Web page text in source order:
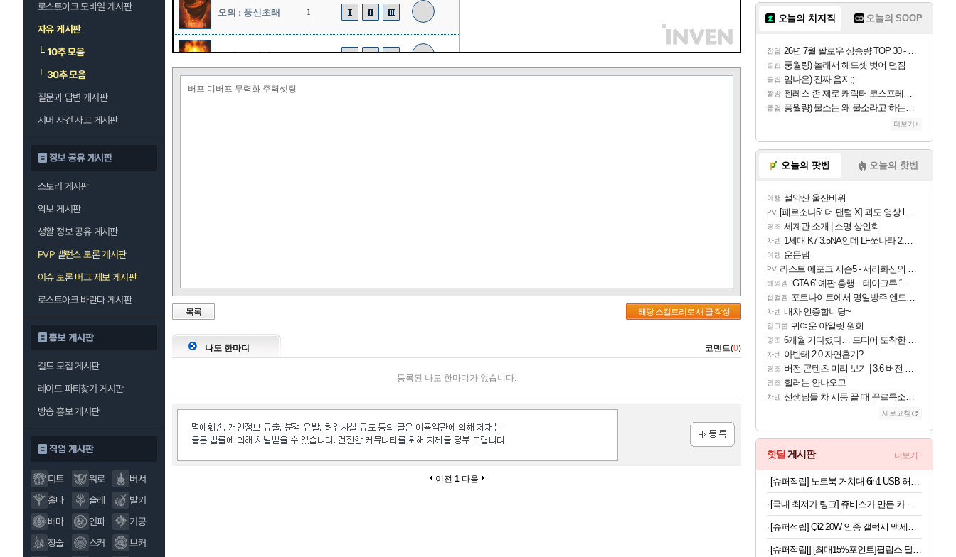
로스트아크 모바일 게시판
자유 게시판
└10추 모음
└30추 모음
질문과 답변 게시판
서버 사건 사고 게시판
정보 공유 게시판
스토리 게시판
악보 게시판
생활 정보 공유 게시판
PVP 밸런스 토론 게시판
이슈 토론 버그 제보 게시판
로스트아크 바란다 게시판
홍보 게시판
길드 모집 게시판
레이드 파티찾기 게시판
방송 홍보 게시판
직업 게시판
디트 워로
버서
홀나
슬레
발키
배마
인파
기공
창술
스커
브커
오의 : 풍신초래 1
오의 : 폭쇄진 1
오의 : 창룡패황
버프 디버프 무력화 주력셋팅
목록 해당 스킬트리로 새 글 작성
나도 한마디 코멘트(0)
등록된 나도 한마디가 없습니다.
이전 1 다음
오늘의 치지직 오늘의 SOOP
잡담 26년 7월 팔로우 상승량 TOP 30 - 월간 치지직
클립 풍월량) 놀래서 헤드셋 벗어 던짐
클립 임나은) 진짜 음지;;
짤방 젠레스 존 제로 캐릭터 코스프레한 꽁주
클립 풍월량) 물소는 왜 물소라고 하는거야? 아! 그만 ㅋㅋ 알았어 ㅋㅋ
더보기+
오늘의 팟벤 오늘의 핫벤
여행 설악산 울산바위
PV [페르소나5: 더 팬텀 X] 괴도 영상 l 타카마키 안·댄싱 스타
명조 세계관 소개 | 소명 상인회
차벤 1세대 K7 3.5NA인데 LF쏘나타 2.0NA 기변하면 유류비 절약이 얼마나 될까요..?
여행 운문댐
PV 라스트 에포크 시즌5 - 서리화신의 분노 티저
해외겜 ‘GTA 6’ 예판 흥행…테이크투 “내부 예상 크게 넘어”
섭컬겜 포트나이트에서 명일방주 엔드필드 [펠리카] 판매 예정
차벤 내차 인증합니당~
걸그룹 귀여운 아일릿 원희
명조 6개월 기다렸다… 드디어 도착한 치사 메신저백! 실물 후기
차벤 아반테 2.0 자연흡기?
명조 버전 콘텐츠 미리 보기 | 3.6 버전 「신기루 속 등불 그림자, 속세에 깃든 검의 결심」이 8월 20일에 업데이트됩니다!
명조 힐러는 안나오고
차벤 선생님들 차 시동 끌 때 꾸르륵소리나는데
새로고침
핫딜 게시판 더보기+
[국내 최저가 링크] 쥬비스가 만든 카테킨 450mg, 60정, 3박스
[슈퍼적립[] [최대15%포인트]필립스 달걀 계란찜기 반숙 계란삶는기계 에그쿠커 멀티쿠커 호빵 고구마찜기 3000시리즈 HD9137/90